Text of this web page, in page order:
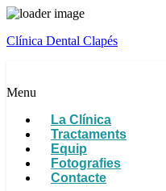
Clínica Dental Clapés
Menu
La Clínica
Tractaments
Equip
Fotografies
Contacte